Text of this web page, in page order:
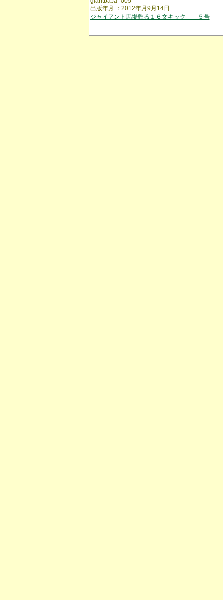
出版年月 ：2012年月9月14日
ジャイアント馬場甦る１６文キック ５号